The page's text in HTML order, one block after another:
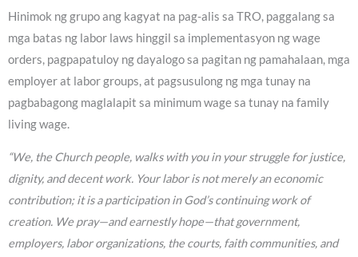
Hinimok ng grupo ang kagyat na pag-alis sa TRO, paggalang sa
mga batas ng labor laws hinggil sa implementasyon ng wage
orders, pagpapatuloy ng dayalogo sa pagitan ng pamahalaan, mga
employer at labor groups, at pagsusulong ng mga tunay na
pagbabagong maglalapit sa minimum wage sa tunay na family
living wage.
“We, the Church people, walks with you in your struggle for justice,
dignity, and decent work. Your labor is not merely an economic
contribution; it is a participation in God’s continuing work of
creation. We pray—and earnestly hope—that government,
employers, labor organizations, the courts, faith communities, and